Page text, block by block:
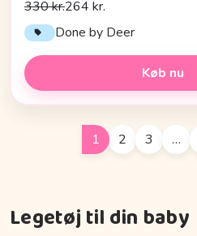
330 kr.264 kr.
Done by Deer
Køb nu
1 2 3 …
Legetøj til din baby